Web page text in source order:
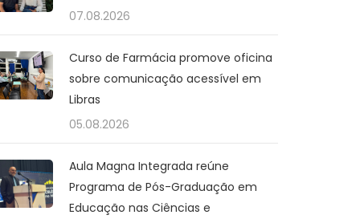
07.08.2026
Curso de Farmácia promove oficina
sobre comunicação acessível em
Libras
05.08.2026
Aula Magna Integrada reúne
Programa de Pós-Graduação em
Educação nas Ciências e